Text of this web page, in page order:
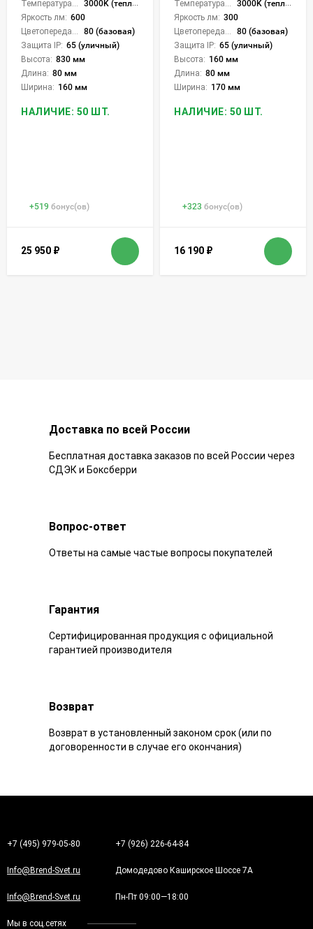
3000K (теплый)
Яркость лм: 600
80 (базовая)
Защита IP: 65 (уличный)
Высота: 830 мм
Длина: 80 мм
Ширина: 160 мм
НАЛИЧИЕ: 50 ШТ.
+519 бонус(ов)
25 950 ₽
3000K (теплый)
Яркость лм: 300
80 (базовая)
Защита IP: 65 (уличный)
Высота: 160 мм
Длина: 80 мм
Ширина: 170 мм
НАЛИЧИЕ: 50 ШТ.
+323 бонус(ов)
16 190 ₽
Доставка по всей России
Бесплатная доставка заказов по всей России через
СДЭК и Боксберри
Вопрос-ответ
Ответы на самые частые вопросы покупателей
Гарантия
Сертифицированная продукция с официальной
гарантией производителя
Возврат
Возврат в установленный законом срок (или по
договоренности в случае его окончания)
+7 (495) 979-05-80 +7 (926) 226-64-84
Info@Brend-Svet.ru Домодедово Каширское Шоссе 7А
Info@Brend-Svet.ru Пн-Пт 09:00—18:00
Мы в соц.сетях